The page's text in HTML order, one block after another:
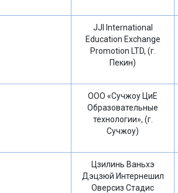
JJl International
Education Exchange
Promotion LTD, (г.
Пекин)
ООО «Сучжоу ЦиЕ
Образовательные
технологии», (г.
Сучжоу)
Цзилинь Ваньхэ
Дэцзюй Интернешил
Оверсиз Стадис